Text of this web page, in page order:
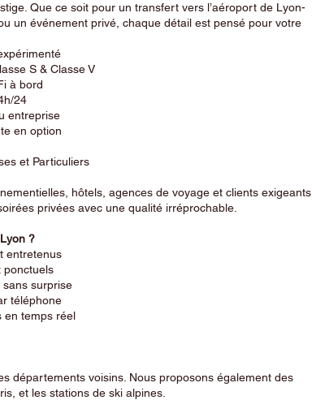
Que ce soit pour un transfert vers l’aéroport de Lyon-
un événement privé, chaque détail est pensé pour votre
S & Classe V
à bord
24
entreprise
en option
et Particuliers
hôtels, agences de voyage et clients exigeants.
privées avec une qualité irréprochable.
?
entretenus
surprise
téléphone
temps réel
départements voisins. Nous proposons également des
et les stations de ski alpines.